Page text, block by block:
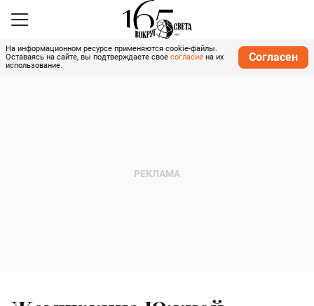
На информационном ресурсе применяются cookie-файлы.
Оставаясь на сайте, вы подтверждаете свое согласие на их
использование.
Согласен